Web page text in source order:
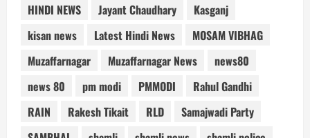
HINDI NEWS
Jayant Chaudhary
Kasganj
kisan news
Latest Hindi News
MOSAM VIBHAG
Muzaffarnagar
Muzaffarnagar News
news80
news 80
pm modi PMMODI
Rahul Gandhi
RAIN
Rakesh Tikait RLD
Samajwadi Party